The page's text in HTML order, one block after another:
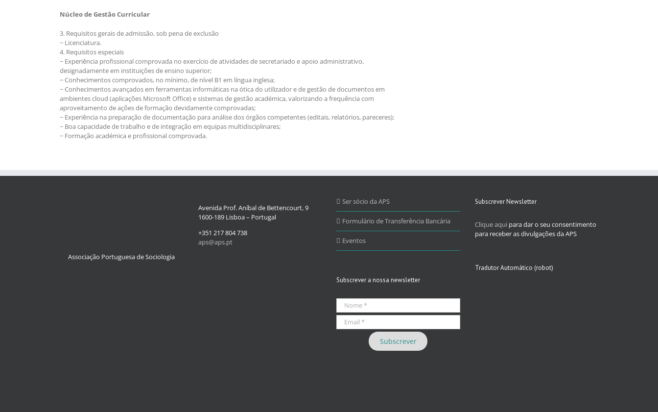
Núcleo de Gestão Curricular
3. Requisitos gerais de admissão, sob pena de exclusão
− Licenciatura.
4. Requisitos especiais
− Experiência profissional comprovada no exercício de atividades de secretariado e apoio administrativo,
designadamente em instituições de ensino superior;
− Conhecimentos comprovados, no mínimo, de nível B1 em língua inglesa;
− Conhecimentos avançados em ferramentas informáticas na ótica do utilizador e de gestão de documentos em
ambientes cloud (aplicações Microsoft Office) e sistemas de gestão académica, valorizando a frequência com
aproveitamento de ações de formação devidamente comprovadas;
− Experiência na preparação de documentação para análise dos órgãos competentes (editais, relatórios, pareceres);
− Boa capacidade de trabalho e de integração em equipas multidisciplinares;
− Formação académica e profissional comprovada.
Associação Portuguesa de Sociologia
Avenida Prof. Aníbal de Bettencourt, 9
1600-189 Lisboa – Portugal
+351 217 804 738
aps@aps.pt
Ser sócio da APS
Formulário de Transferência Bancária
Eventos
Subscrever a nossa newsletter
Subscrever Newsletter
Clique aqui para dar o seu consentimento
para receber as divulgações da APS
Tradutor Automático (robot)